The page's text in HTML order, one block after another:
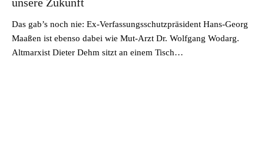
Das gab’s noch nie: Ex-Verfassungsschutzpräsident Hans-Georg
Maaßen ist ebenso dabei wie Mut-Arzt Dr. Wolfgang Wodarg.
Altmarxist Dieter Dehm sitzt an einem Tisch…